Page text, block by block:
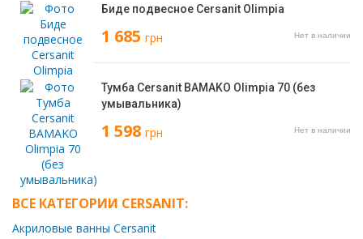
Биде подвесное Cersanit Olimpia
1 685 грн Нет в наличии
Тумба Cersanit BAMAKO Olimpia 70 (без
умывальника)
1 598 грн Нет в наличии
ВСЕ КАТЕГОРИИ CERSANIT:
Акриловые ванны Cersanit